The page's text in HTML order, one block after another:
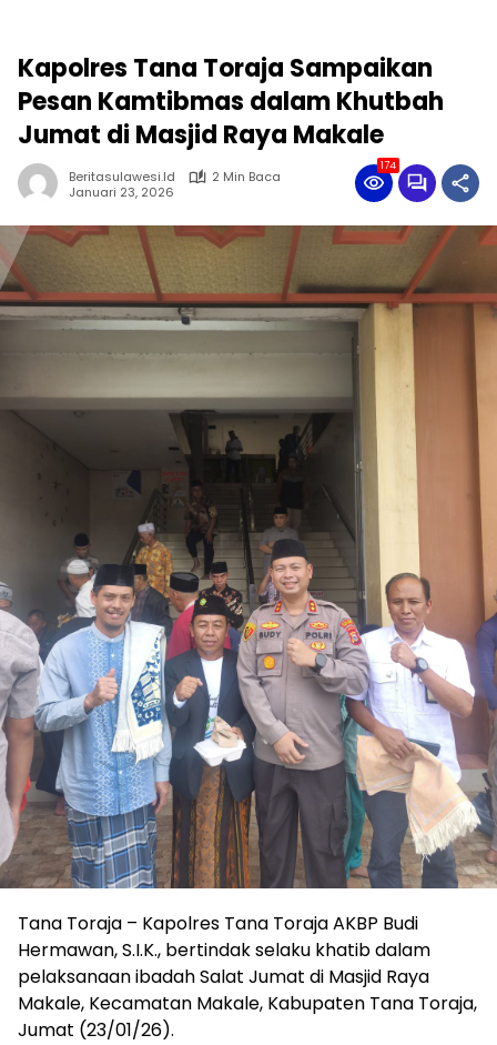
Kapolres Tana Toraja Sampaikan
Pesan Kamtibmas dalam Khutbah
Jumat di Masjid Raya Makale
Beritasulawesi.id
2 Min Baca
Januari 23, 2026
174
Tana Toraja – Kapolres Tana Toraja AKBP Budi
Hermawan, S.I.K., bertindak selaku khatib dalam
pelaksanaan ibadah Salat Jumat di Masjid Raya
Makale, Kecamatan Makale, Kabupaten Tana Toraja,
Jumat (23/01/26).